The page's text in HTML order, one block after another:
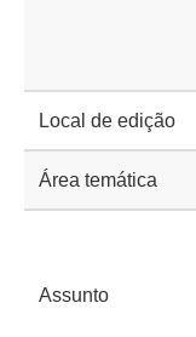
Local de edição
Área temática
Assunto